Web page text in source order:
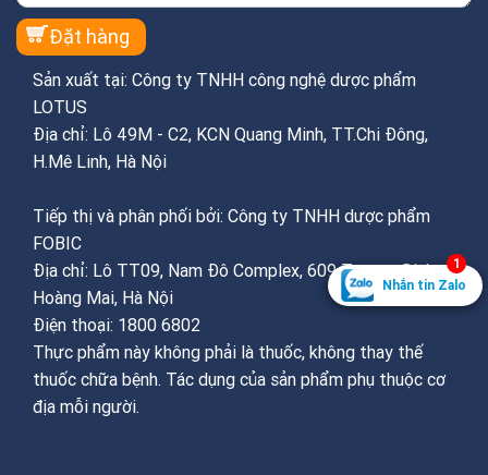
Sản xuất tại: Công ty TNHH công nghệ dược phẩm
LOTUS
Địa chỉ: Lô 49M - C2, KCN Quang Minh, TT.Chi Đông,
H.Mê Linh, Hà Nội
Tiếp thị và phân phối bởi: Công ty TNHH dược phẩm
FOBIC
Địa chỉ: Lô TT09, Nam Đô Complex, 609 Trương Định,
Hoàng Mai, Hà Nội
Điện thoại: 1800 6802
Thực phẩm này không phải là thuốc, không thay thế
thuốc chữa bệnh. Tác dụng của sản phẩm phụ thuộc cơ
địa mỗi người.
Nhắn tin Zalo
1